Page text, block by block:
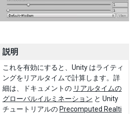
説明
これを有効にすると、Unity はライティ
ングをリアルタイムで計算します。詳
細は、ドキュメントの リアルタイムの
グローバルイルミネーション と Unity
チュートリアルの Precomputed Realti